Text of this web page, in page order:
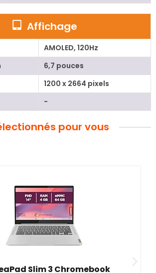
Affichage
AMOLED, 120Hz
6,7 pouces
1200 x 2664 pixels
-
pour vous
Slim 3 Chromebook